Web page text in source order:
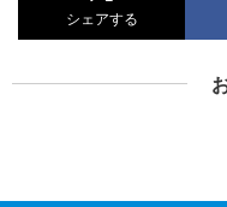
シェアする